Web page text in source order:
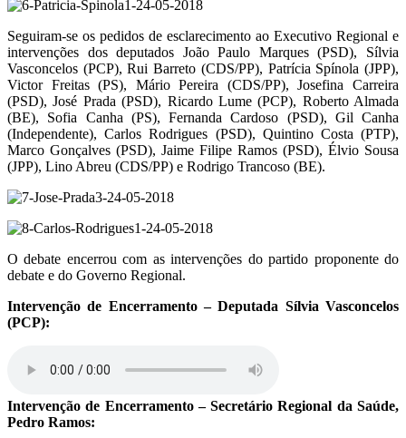
Seguiram-se os pedidos de esclarecimento ao Executivo Regional e
intervenções dos deputados João Paulo Marques (PSD), Sílvia
Vasconcelos (PCP), Rui Barreto (CDS/PP), Patrícia Spínola (JPP),
Victor Freitas (PS), Mário Pereira (CDS/PP), Josefina Carreira
(PSD), José Prada (PSD), Ricardo Lume (PCP), Roberto Almada
(BE), Sofia Canha (PS), Fernanda Cardoso (PSD), Gil Canha
(Independente), Carlos Rodrigues (PSD), Quintino Costa (PTP),
Marco Gonçalves (PSD), Jaime Filipe Ramos (PSD), Élvio Sousa
(JPP), Lino Abreu (CDS/PP) e Rodrigo Trancoso (BE).
O debate encerrou com as intervenções do partido proponente do
debate e do Governo Regional.
Intervenção de Encerramento – Deputada Sílvia Vasconcelos
(PCP):
Intervenção de Encerramento – Secretário Regional da Saúde,
Pedro Ramos: